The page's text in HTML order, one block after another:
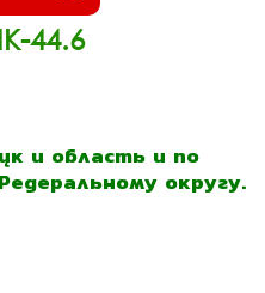
44.6
и область и по
округу.